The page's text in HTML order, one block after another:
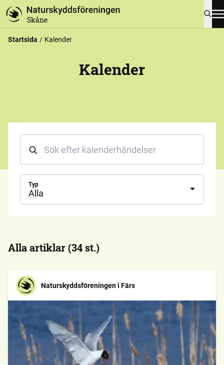
Skåne
Startsida Kalender
Kalender
Typ
Alla artiklar (34 st.)
Naturskyddsföreningen i Färs